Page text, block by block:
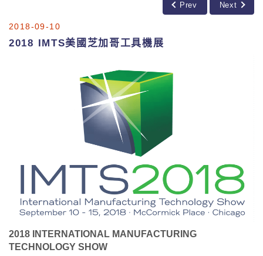
Prev Next
2018-09-10
2018 IMTS美國芝加哥工具機展
2018 INTERNATIONAL MANUFACTURING
TECHNOLOGY SHOW